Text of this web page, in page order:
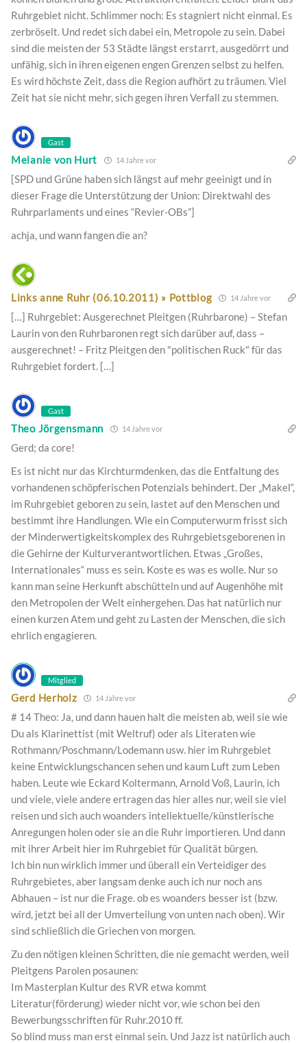
Ruhrgebiet nicht. Schlimmer noch: Es stagniert nicht einmal. Es
zerbröselt. Und redet sich dabei ein, Metropole zu sein. Dabei
sind die meisten der 53 Städte längst erstarrt, ausgedörrt und
unfähig, sich in ihren eigenen engen Grenzen selbst zu helfen.
Es wird höchste Zeit, dass die Region aufhört zu träumen. Viel
Zeit hat sie nicht mehr, sich gegen ihren Verfall zu stemmen.
Gast
Melanie von Hurt 14 Jahre vor
[SPD und Grüne haben sich längst auf mehr geeinigt und in
dieser Frage die Unterstützung der Union: Direktwahl des
Ruhrparlaments und eines “Revier-OBs”]
achja, und wann fangen die an?
Links anne Ruhr (06.10.2011) » Pottblog 14 Jahre vor
[…] Ruhrgebiet: Ausgerechnet Pleitgen (Ruhrbarone) – Stefan
Laurin von den Ruhrbaronen regt sich darüber auf, dass –
ausgerechnet! – Fritz Pleitgen den "politischen Ruck" für das
Ruhrgebiet fordert. […]
Gast
Theo Jörgensmann 14 Jahre vor
Gerd; da core!
Es ist nicht nur das Kirchturmdenken, das die Entfaltung des
vorhandenen schöpferischen Potenzials behindert. Der „Makel“,
im Ruhrgebiet geboren zu sein, lastet auf den Menschen und
bestimmt ihre Handlungen. Wie ein Computerwurm frisst sich
der Minderwertigkeitskomplex des Ruhrgebietsgeborenen in
die Gehirne der Kulturverantwortlichen. Etwas „Großes,
Internationales“ muss es sein. Koste es was es wolle. Nur so
kann man seine Herkunft abschütteln und auf Augenhöhe mit
den Metropolen der Welt einhergehen. Das hat natürlich nur
einen kurzen Atem und geht zu Lasten der Menschen, die sich
ehrlich engagieren.
Mitglied
Gerd Herholz 14 Jahre vor
# 14 Theo: Ja, und dann hauen halt die meisten ab, weil sie wie
Du als Klarinettist (mit Weltruf) oder als Literaten wie
Rothmann/Poschmann/Lodemann usw. hier im Ruhrgebiet
keine Entwicklungschancen sehen und kaum Luft zum Leben
haben. Leute wie Eckard Koltermann, Arnold Voß, Laurin, ich
und viele, viele andere ertragen das hier alles nur, weil sie viel
reisen und sich auch woanders intellektuelle/künstlerische
Anregungen holen oder sie an die Ruhr importieren. Und dann
mit ihrer Arbeit hier im Ruhrgebiet für Qualität bürgen.
Ich bin nun wirklich immer und überall ein Verteidiger des
Ruhrgebietes, aber langsam denke auch ich nur noch ans
Abhauen – ist nur die Frage. ob es woanders besser ist (bzw.
wird, jetzt bei all der Umverteilung von unten nach oben). Wir
sind schließlich die Griechen von morgen.
Zu den nötigen kleinen Schritten, die nie gemacht werden, weil
Pleitgens Parolen posaunen:
Im Masterplan Kultur des RVR etwa kommt
Literatur(förderung) wieder nicht vor, wie schon bei den
Bewerbungsschriften für Ruhr.2010 ff.
So blind muss man erst einmal sein. Und Jazz ist natürlich auch